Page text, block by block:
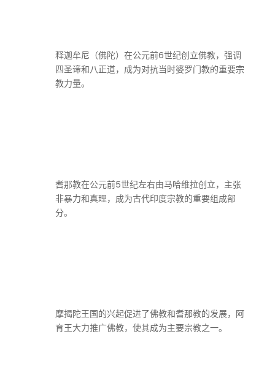
释迦牟尼（佛陀）在公元前6世纪创立佛教，强调
四圣谛和八正道，成为对抗当时婆罗门教的重要宗
教力量。
耆那教在公元前5世纪左右由马哈维拉创立，主张
非暴力和真理，成为古代印度宗教的重要组成部
分。
摩揭陀王国的兴起促进了佛教和耆那教的发展，阿
育王大力推广佛教，使其成为主要宗教之一。